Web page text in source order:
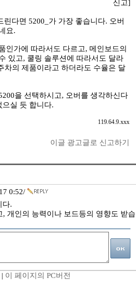
신고]
린다면 5200_가 가장 좋습니다. 오버
요.
인가에 따라서도 다르고, 메인보드의
있고, 쿨링 솔루션에 따라서도 달라
차의 제품이라고 하더라도 수율은 달
을 선택하시고, 오버를 생각하신다
으실 듯 합니다.
119.64.9.xxx
이글 광고글로 신고하기
0:52/
다.
, 개인의 능력이나 보드등의 영향도 받습
| 이 페이지의 PC버전